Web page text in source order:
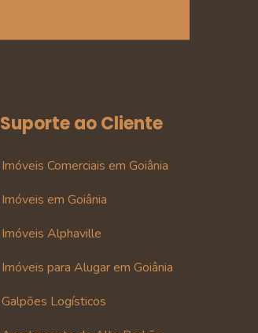
Suporte ao Cliente
Imóveis Comerciais em Goiânia
Imóveis em Goiânia
Imóveis Alphaville
Imóveis para Alugar em Goiânia
Galpões Logísticos